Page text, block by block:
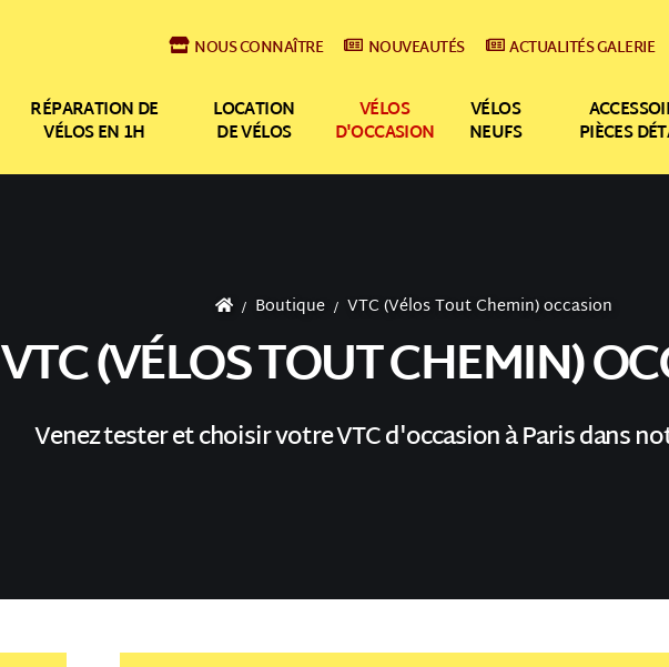
NOUS CONNAÎTRE NOUVEAUTÉS ACTUALITÉS GALERIE
RÉPARATION DE
VÉLOS EN 1H
LOCATION
DE VÉLOS
VÉLOS
D'OCCASION
VÉLOS
NEUFS PIÈCES
Boutique VTC (Vélos Tout Chemin) occasion
VTC (VÉLOS TOUT CHEMIN)
Venez tester et choisir votre VTC d'occasion à Paris dans